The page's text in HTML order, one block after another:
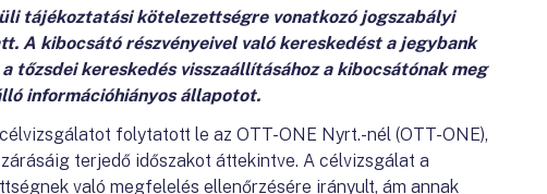
tájékoztatási kötelezettségre vonatkozó jogszabályi
A kibocsátó részvényeivel való kereskedést a jegybank
tőzsdei kereskedés visszaállításához a kibocsátónak meg
információhiányos állapotot.
folytatott le az OTT-ONE Nyrt.-nél (OTT-ONE),
terjedő időszakot áttekintve. A célvizsgálat a
való megfelelés ellenőrzésére irányult, ám annak